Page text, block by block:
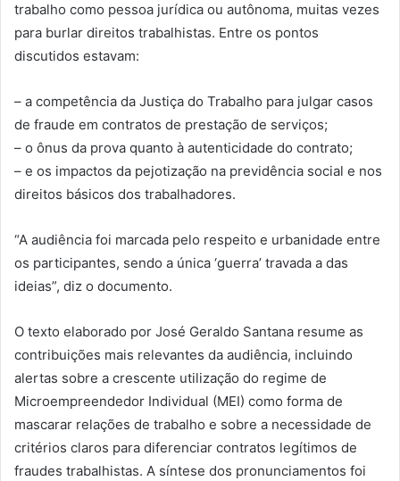
trabalho como pessoa jurídica ou autônoma, muitas vezes
para burlar direitos trabalhistas. Entre os pontos
discutidos estavam:
– a competência da Justiça do Trabalho para julgar casos
de fraude em contratos de prestação de serviços;
– o ônus da prova quanto à autenticidade do contrato;
– e os impactos da pejotização na previdência social e nos
direitos básicos dos trabalhadores.
“A audiência foi marcada pelo respeito e urbanidade entre
os participantes, sendo a única ‘guerra’ travada a das
ideias”, diz o documento.
O texto elaborado por José Geraldo Santana resume as
contribuições mais relevantes da audiência, incluindo
alertas sobre a crescente utilização do regime de
Microempreendedor Individual (MEI) como forma de
mascarar relações de trabalho e sobre a necessidade de
critérios claros para diferenciar contratos legítimos de
fraudes trabalhistas. A síntese dos pronunciamentos foi